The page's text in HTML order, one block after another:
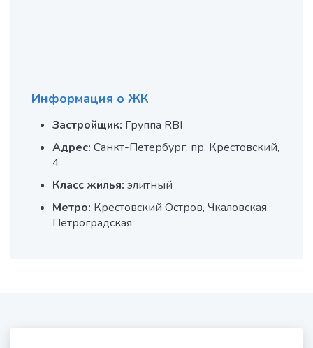
Информация о ЖК
Застройщик: Группа RBI
Адрес: Санкт-Петербург, пр. Крестовский,
4
Класс жилья: элитный
Метро: Крестовский Остров, Чкаловская,
Петроградская